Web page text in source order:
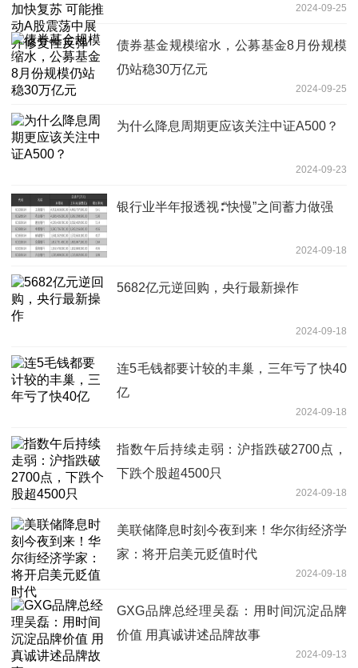
2024-09-25
债券基金规模缩水，公募基金8月份规模
仍站稳30万亿元
2024-09-25
为什么降息周期更应该关注中证A500？
2024-09-23
银行业半年报透视∶“快慢”之间蓄力做强
2024-09-18
5682亿元逆回购，央行最新操作
2024-09-18
连5毛钱都要计较的丰巢，三年亏了快40
亿
2024-09-18
指数午后持续走弱：沪指跌破2700点，
下跌个股超4500只
2024-09-18
美联储降息时刻今夜到来！华尔街经济学
家：将开启美元贬值时代
2024-09-18
GXG品牌总经理吴磊：用时间沉淀品牌
价值 用真诚讲述品牌故事
2024-09-13